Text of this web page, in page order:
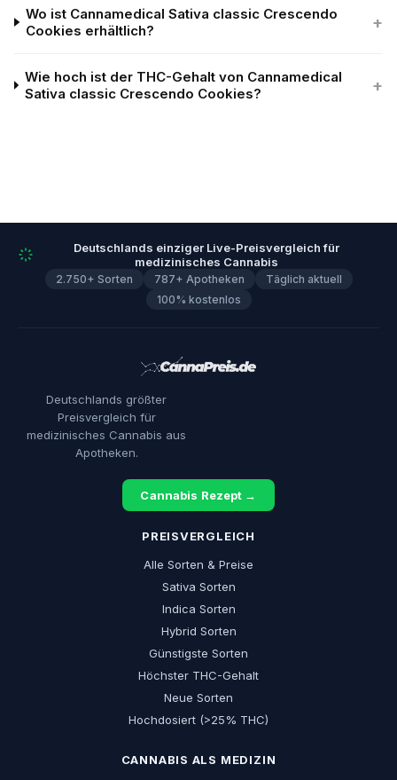
Wo ist Cannamedical Sativa classic Crescendo
Cookies erhältlich?
+
Wie hoch ist der THC-Gehalt von Cannamedical
Sativa classic Crescendo Cookies?
+
Deutschlands einziger Live-Preisvergleich für
medizinisches Cannabis
2.750+ Sorten 787+ Apotheken
Täglich aktuell
100% kostenlos
Deutschlands größter
Preisvergleich für
medizinisches Cannabis aus
Apotheken.
Cannabis Rezept →
PREISVERGLEICH
Alle Sorten & Preise
Sativa Sorten
Indica Sorten
Hybrid Sorten
Günstigste Sorten
Höchster THC-Gehalt
Neue Sorten
Hochdosiert (>25% THC)
CANNABIS ALS MEDIZIN